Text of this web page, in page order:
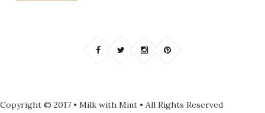
Copyright © 2017 • Milk with Mint • All Rights Reserved